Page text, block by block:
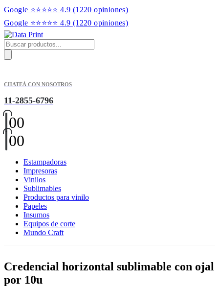
Google ⭐⭐⭐⭐⭐ 4.9 (1220 opiniones)
Google ⭐⭐⭐⭐⭐ 4.9 (1220 opiniones)
Products
search
CHATEÁ CON NOSOTROS
11-2855-6796
00
00
Estampadoras
Impresoras
Vinilos
Sublimables
Productos para vinilo
Papeles
Insumos
Equipos de corte
Mundo Craft
Credencial horizontal sublimable con ojal
por 10u